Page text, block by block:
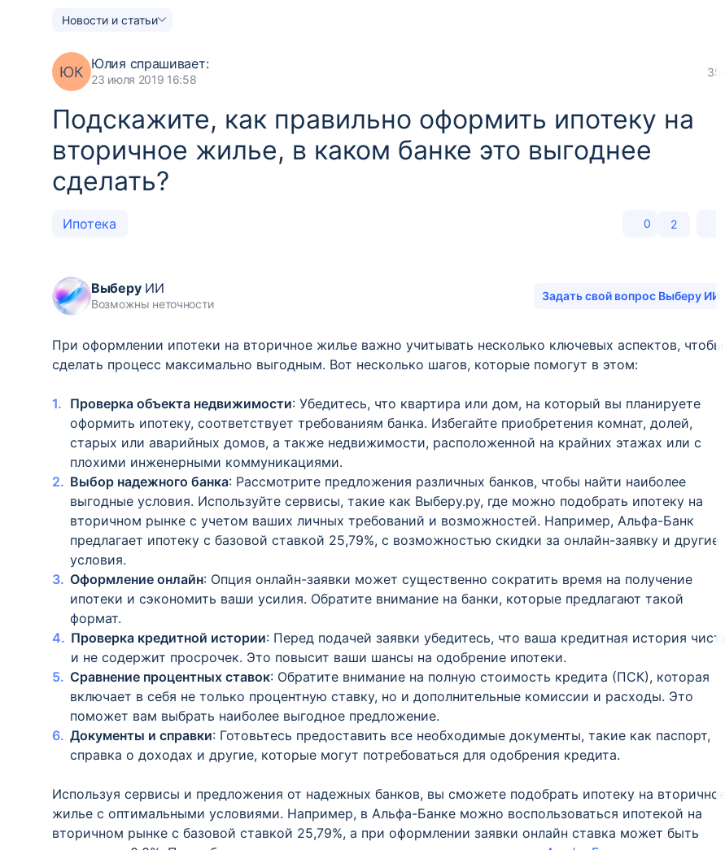
Новости и статьи
ЮК Юлия спрашивает:
23 июля 2019 16:58
354
Подскажите, как правильно оформить ипотеку на
вторичное жилье, в каком банке это выгоднее
сделать?
Ипотека 0 2
ВыберуИИ
Возможны неточности
Задать свой вопрос Выберу ИИ
При оформлении ипотеки на вторичное жилье важно учитывать несколько ключевых аспектов, чтобы
сделать процесс максимально выгодным. Вот несколько шагов, которые помогут в этом:
Проверка объекта недвижимости: Убедитесь, что квартира или дом, на который вы планируете
оформить ипотеку, соответствует требованиям банка. Избегайте приобретения комнат, долей,
старых или аварийных домов, а также недвижимости, расположенной на крайних этажах или с
плохими инженерными коммуникациями.
Выбор надежного банка: Рассмотрите предложения различных банков, чтобы найти наиболее
выгодные условия. Используйте сервисы, такие как Выберу.ру, где можно подобрать ипотеку на
вторичном рынке с учетом ваших личных требований и возможностей. Например, Альфа-Банк
предлагает ипотеку с базовой ставкой 25,79%, с возможностью скидки за онлайн-заявку и другие
условия.
Оформление онлайн: Опция онлайн-заявки может существенно сократить время на получение
ипотеки и сэкономить ваши усилия. Обратите внимание на банки, которые предлагают такой
формат.
Проверка кредитной истории: Перед подачей заявки убедитесь, что ваша кредитная история чиста
и не содержит просрочек. Это повысит ваши шансы на одобрение ипотеки.
Сравнение процентных ставок: Обратите внимание на полную стоимость кредита (ПСК), которая
включает в себя не только процентную ставку, но и дополнительные комиссии и расходы. Это
поможет вам выбрать наиболее выгодное предложение.
Документы и справки: Готовьтесь предоставить все необходимые документы, такие как паспорт,
справка о доходах и другие, которые могут потребоваться для одобрения кредита.
Используя сервисы и предложения от надежных банков, вы сможете подобрать ипотеку на вторичное
жилье с оптимальными условиями. Например, в Альфа-Банке можно воспользоваться ипотекой на
вторичном рынке с базовой ставкой 25,79%, а при оформлении заявки онлайн ставка может быть